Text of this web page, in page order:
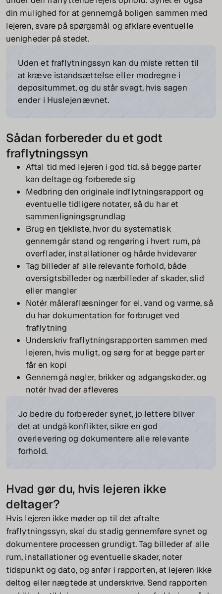
din mulighed for at gennemgå boligen sammen med
lejeren, svare på spørgsmål og afklare eventuelle
uenigheder på stedet.
Uden et fraflytningssyn kan du miste retten til
at kræve istandsættelse eller modregne i
depositummet, og du står svagt, hvis sagen
ender i Huslejenævnet.
Sådan forbereder du et godt
fraflytningssyn
Aftal tid med lejeren i god tid, så begge parter
kan deltage og forberede sig
Medbring den originale indflytningsrapport og
eventuelle tidligere notater, så du har et
sammenligningsgrundlag
Brug en tjekliste, hvor du systematisk
gennemgår stand og rengøring i hvert rum, på
overflader, installationer og hårde hvidevarer
Tag billeder af alle relevante forhold, både
oversigtsbilleder og nærbilleder af skader, slid
eller mangler
Notér måleraflæsninger for el, vand og varme, så
du har dokumentation for forbruget ved
fraflytning
Underskriv fraflytningsrapporten sammen med
lejeren, hvis muligt, og sørg for at begge parter
får en kopi
Gennemgå nøgler, brikker og adgangskoder, og
notér hvad der afleveres
Jo bedre du forbereder synet, jo lettere bliver
det at undgå konflikter, sikre en god
overlevering og dokumentere alle relevante
forhold.
Hvad gør du, hvis lejeren ikke
deltager?
Hvis lejeren ikke møder op til det aftalte
fraflytningssyn, skal du stadig gennemføre synet og
dokumentere processen grundigt. Tag billeder af alle
rum, installationer og eventuelle skader, noter
tidspunkt og dato, og anfør i rapporten, at lejeren ikke
deltog eller nægtede at underskrive. Send rapporten